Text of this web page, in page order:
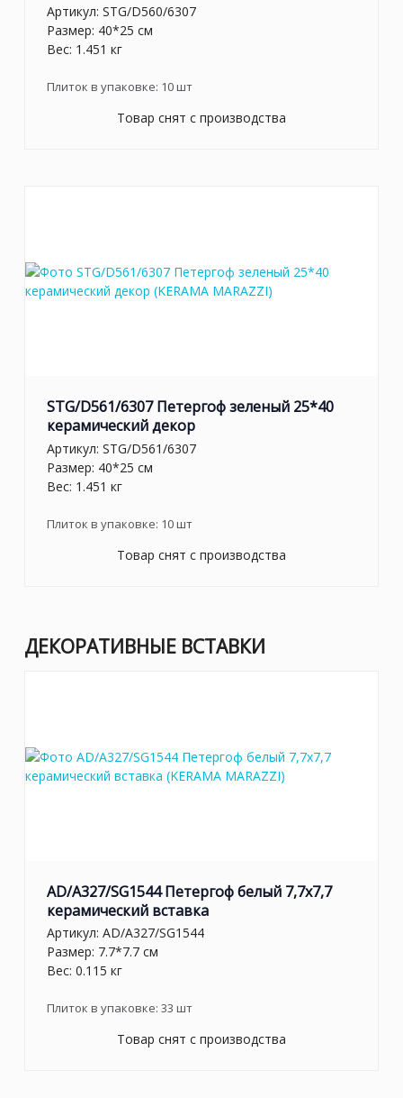
Артикул: STG/D560/6307
Размер: 40*25 см
Вес: 1.451 кг
Плиток в упаковке: 10шт
Товар снят с производства
STG/D561/6307 Петергоф зеленый 25*40
керамический декор
Артикул: STG/D561/6307
Размер: 40*25 см
Вес: 1.451 кг
Плиток в упаковке: 10шт
Товар снят с производства
ДЕКОРАТИВНЫЕ ВСТАВКИ
AD/A327/SG1544 Петергоф белый 7,7x7,7
керамический вставка
Артикул: AD/A327/SG1544
Размер: 7.7*7.7 см
Вес: 0.115 кг
Плиток в упаковке: 33 шт
Товар снят с производства